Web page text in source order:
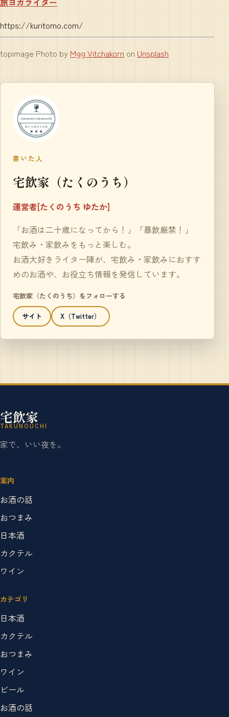
https://kuritomo.com/
topimage Photo by Mgg Vitchakorn on Unsplash
書いた人
宅飲家（たくのうち）
運営者[たくのうち ゆたか]
「お酒は二十歳になってから！」「暴飲厳禁！」
宅飲み・家飲みをもっと楽しむ。
お酒大好きライター陣が、宅飲み・家飲みにおすす
めのお酒や、お役立ち情報を発信しています。
宅飲家（たくのうち）をフォローする
サイト X（Twitter）
宅飲家
TAKUNOUCHI
家で、いい夜を。
案内
お酒の話
おつまみ
日本酒
カクテル
ワイン
カテゴリ
日本酒
カクテル
おつまみ
ワイン
ビール
お酒の話